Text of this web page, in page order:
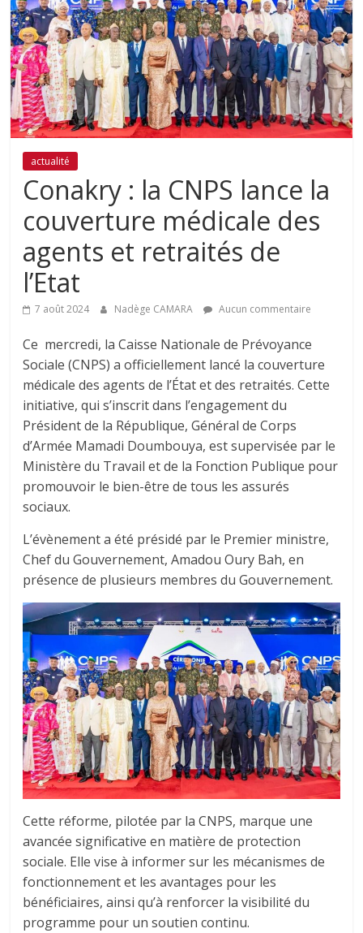
actualité
Conakry : la CNPS lance la
couverture médicale des
agents et retraités de
l’Etat
7 août 2024 Nadège CAMARA Aucun commentaire
Ce mercredi, la Caisse Nationale de Prévoyance
Sociale (CNPS) a officiellement lancé la couverture
médicale des agents de l’État et des retraités. Cette
initiative, qui s’inscrit dans l’engagement du
Président de la République, Général de Corps
d’Armée Mamadi Doumbouya, est supervisée par le
Ministère du Travail et de la Fonction Publique pour
promouvoir le bien-être de tous les assurés
sociaux.
L’évènement a été présidé par le Premier ministre,
Chef du Gouvernement, Amadou Oury Bah, en
présence de plusieurs membres du Gouvernement.
Cette réforme, pilotée par la CNPS, marque une
avancée significative en matière de protection
sociale. Elle vise à informer sur les mécanismes de
fonctionnement et les avantages pour les
bénéficiaires, ainsi qu’à renforcer la visibilité du
programme pour un soutien continu.